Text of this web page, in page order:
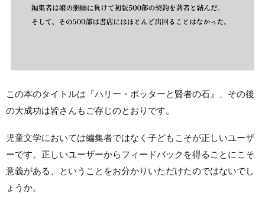
この本のタイトルは『ハリー・ポッターと賢者の石』、その後
の大成功は皆さんもご存じのとおりです。
児童文学においては編集者ではなく子どもこそが正しいユーザ
ーです。正しいユーザーからフィードバックを得ることにこそ
意義がある、ということをお分かりいただけたのではないでし
ょうか。